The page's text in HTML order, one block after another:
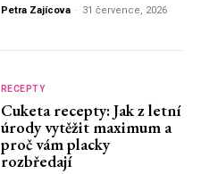
Petra Zajícova - 31 července, 2026
RECEPTY
Cuketa recepty: Jak z letní
úrody vytěžit maximum a
proč vám placky
rozbředají